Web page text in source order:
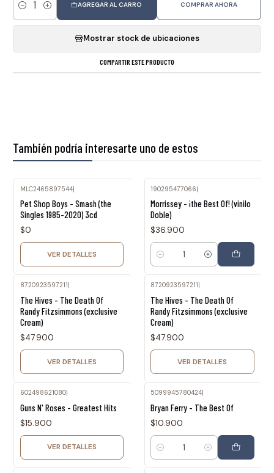
Cantidad
AGREGAR AL CARRO COMPRAR AHORA
Mostrar stock de ubicaciones
COMPARTIR ESTE PRODUCTO
También podría interesarte uno de estos
MLC2465897544|
Pet Shop Boys - Smash (the
Singles 1985-2020) 3cd
$0
VER DETALLES
190295477066|
Morrissey - ¡the Best Of! (vinilo
Doble)
$36.900
Cantidad
8720923597211
The Hives - The Death Of
Randy Fitzsimmons (exclusive
Cream)
$47.900
VER DETALLES
8720923597211
The Hives - The Death Of
Randy Fitzsimmons (exclusive
Cream)
$47.900
VER DETALLES
602498621080|
Guns N' Roses - Greatest Hits
$15.900
VER DETALLES
5099945780424|
Bryan Ferry - The Best Of
$10.900
Cantidad